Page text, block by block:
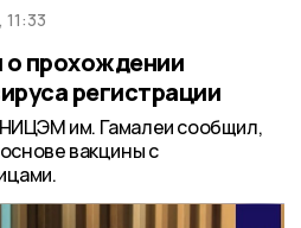
о прохождении
регистрации
им. Гамалеи сообщил,
вакцины с